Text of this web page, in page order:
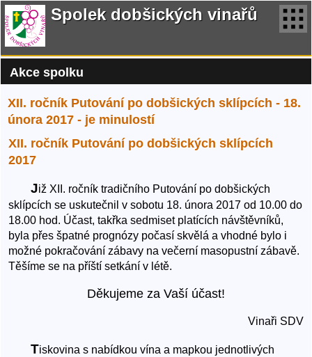
Spolek dobšických vinařů
Akce spolku
XII. ročník Putování po dobšických sklípcích - 18.
února 2017 - je minulostí
XII. ročník Putování po dobšických sklípcích
2017
Již XII. ročník tradičního Putování po dobšických
sklípcích se uskutečnil v sobotu 18. února 2017 od 10.00 do
18.00 hod. Účast, takřka sedmiset platících návštěvníků,
byla přes špatné prognózy počasí skvělá a vhodné bylo i
možné pokračování zábavy na večerní masopustní zábavě.
Těšíme se na příští setkání v létě.
Děkujeme za Vaší účast!
Vinaři SDV
Tiskovina s nabídkou vína a mapkou jednotlivých